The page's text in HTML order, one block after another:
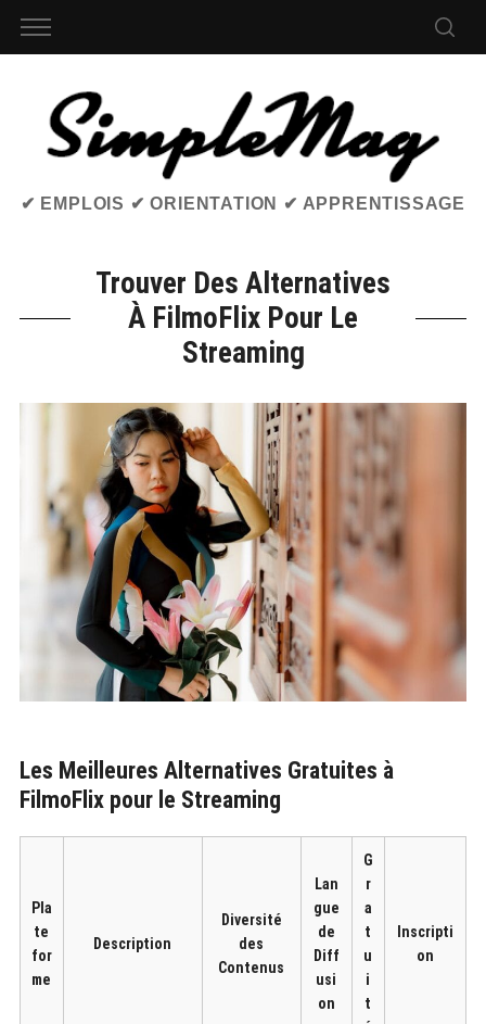
✔ EMPLOIS ✔ ORIENTATION ✔ APPRENTISSAGE
Trouver Des Alternatives
À FilmoFlix Pour Le
Streaming
Les Meilleures Alternatives Gratuites à
FilmoFlix pour le Streaming
Pla
te
for
me
Description
Diversité
des
Contenus
Lan
gue
de
Diff
usi
on
G
r
a
t
u
i
t
Inscripti
on